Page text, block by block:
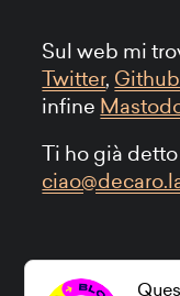
Sul web mi
Twitter, Github
infine
Ti ho già